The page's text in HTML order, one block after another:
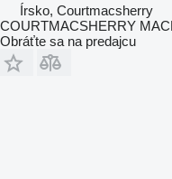
Írsko, Courtmacsherry
COURTMACSHERRY
Obráťte sa na predajcu